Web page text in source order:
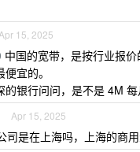
Apr 15, 2025
中国的宽带，是按行业报价
宜的。
的银行问问，是不是 4M 每
Apr 15, 2025
司是在上海吗，上海的商